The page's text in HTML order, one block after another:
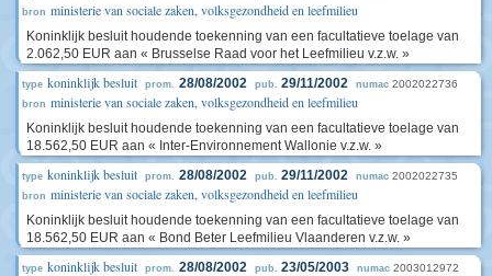
bron ministerie van sociale zaken, volksgezondheid en leefmilieu
Koninklijk besluit houdende toekenning van een facultatieve toelage van
2.062,50 EUR aan « Brusselse Raad voor het Leefmilieu v.z.w. »
type koninklijk besluit prom. 28/08/2002 pub. 29/11/2002 numac 2002022736
bron ministerie van sociale zaken, volksgezondheid en leefmilieu
Koninklijk besluit houdende toekenning van een facultatieve toelage van
18.562,50 EUR aan « Inter-Environnement Wallonie v.z.w. »
type koninklijk besluit prom. 28/08/2002 pub. 29/11/2002 numac 2002022735
bron ministerie van sociale zaken, volksgezondheid en leefmilieu
Koninklijk besluit houdende toekenning van een facultatieve toelage van
18.562,50 EUR aan « Bond Beter Leefmilieu Vlaanderen v.z.w. »
type koninklijk besluit prom. 28/08/2002 pub. 23/05/2003 numac 2003012972